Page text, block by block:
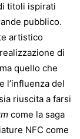
titoli ispirati
pubblico.
artistico
di
quello che
l’influenza del
riuscita a farsi
come la saga
NFC come